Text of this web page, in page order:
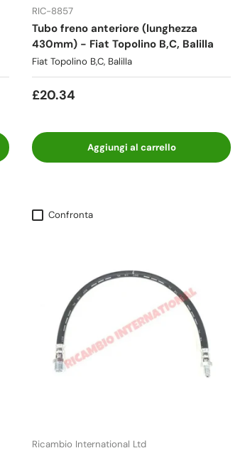
RIC-8857
Tubo freno anteriore (lunghezza
430mm) - Fiat Topolino B,C, Balilla
Fiat Topolino B,C, Balilla
£20.34
Aggiungi al carrello
Confronta
Ricambio International Ltd